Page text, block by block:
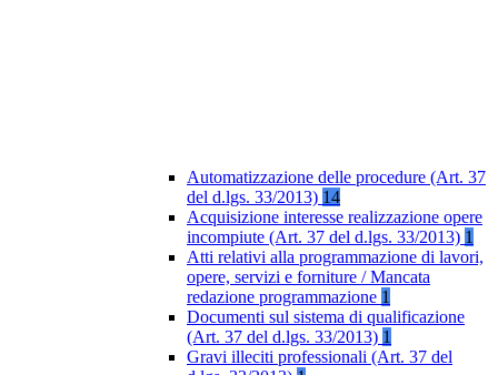
Automatizzazione delle procedure (Art. 37
del d.lgs. 33/2013) 14
Acquisizione interesse realizzazione opere
incompiute (Art. 37 del d.lgs. 33/2013) 1
Atti relativi alla programmazione di lavori,
opere, servizi e forniture / Mancata
redazione programmazione 1
Documenti sul sistema di qualificazione
(Art. 37 del d.lgs. 33/2013) 1
Gravi illeciti professionali (Art. 37 del